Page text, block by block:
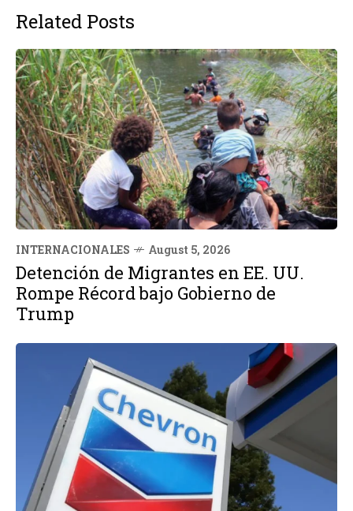
Related Posts
INTERNACIONALES August 5, 2026
Detención de Migrantes en EE. UU.
Rompe Récord bajo Gobierno de
Trump